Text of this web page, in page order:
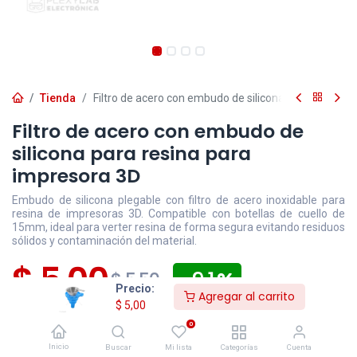
Precio:
$ 5,00
Agregar al carrito
Inicio Buscar
0
Mi lista Categorías Cuenta
Tienda Filtro de acero con embudo de silicona para resina
Filtro de acero con embudo de
silicona para resina para
impresora 3D
Embudo de silicona plegable con filtro de acero inoxidable para
resina de impresoras 3D. Compatible con botellas de cuello de
15mm, ideal para verter resina de forma segura evitando residuos
sólidos y contaminación del material.
$ 5,00$5,50 - 9,1
Precio exclusivo sitio web